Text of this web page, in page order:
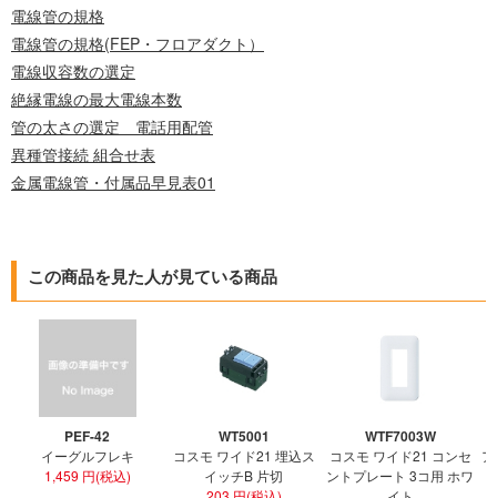
電線管の規格
電線管の規格(FEP・フロアダクト）
電線収容数の選定
絶縁電線の最大電線本数
管の太さの選定 電話用配管
異種管接続 組合せ表
金属電線管・付属品早見表01
この商品を見た人が見ている商品
PEF-42
イーグルフレキ
1,459 円(税込)
WT5001
コスモ ワイド21 埋込ス
イッチB 片切
WTF7003W
コスモ ワイド21 コンセ
ントプレート 3コ用 ホワ